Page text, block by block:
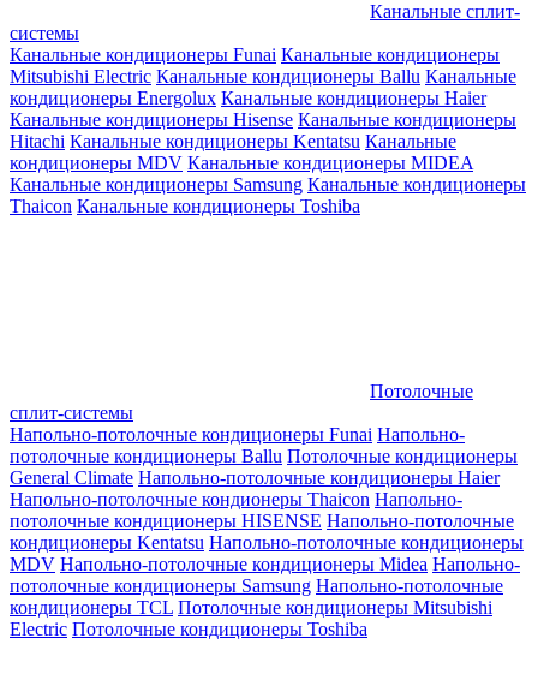
Канальные сплит-
системы
Канальные кондиционеры Funai Канальные кондиционеры
Mitsubishi Electric Канальные кондиционеры Ballu Канальные
кондиционеры Energolux Канальные кондиционеры Haier
Канальные кондиционеры Hisense Канальные кондиционеры
Hitachi Канальные кондиционеры Kentatsu Канальные
кондиционеры MDV Канальные кондиционеры MIDEA
Канальные кондиционеры Samsung Канальные кондиционеры
Thaicon Канальные кондиционеры Toshiba
Потолочные
сплит-системы
Напольно-потолочные кондиционеры Funai Напольно-
потолочные кондиционеры Ballu Потолочные кондиционеры
General Climate Напольно-потолочные кондиционеры Haier
Напольно-потолочные кондионеры Thaicon Напольно-
потолочные кондиционеры HISENSE Напольно-потолочные
кондиционеры Kentatsu Напольно-потолочные кондиционеры
MDV Напольно-потолочные кондиционеры Midea Напольно-
потолочные кондиционеры Samsung Напольно-потолочные
кондиционеры TCL Потолочные кондиционеры Mitsubishi
Electric Потолочные кондиционеры Toshiba